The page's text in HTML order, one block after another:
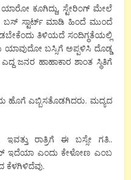
ಯಾರೋ ಕೂಗಿದ್ದು, ಸ್ಟೇರಿಂಗ್ ಮೇಲೆ
ಬಸ್ ಸ್ಟಾರ್ಟ್ ಮಾಡಿ ಹಿಂದೆ ಮುಂದೆ
ತಿಳಿಯದೆ ಸಂದಿಗ್ಧತೆಯಲ್ಲಿ
ಯಾವುದೋ ಬಸ್ಸಿಗೆ ಅಪ್ಪಳಿಸಿ ದೊಡ್ಡ
ಜನರ ಹಾಹಾಕಾರ ಶಾಂತ ಸ್ಥಿತಿಗೆ
ಹೊಗೆ ಎಬ್ಬಿಸತೊಡಗಿದರು. ಮದ್ಯದ
ರಾತ್ರಿಗೆ ಈ ಬಸ್ಸೇ ಗತಿ..
ಇದೆಯಾ ಎಂದು ಕೇಳೋಣ ಎಂಬ
ಕೆಳಗಿಳಿದೆವು.